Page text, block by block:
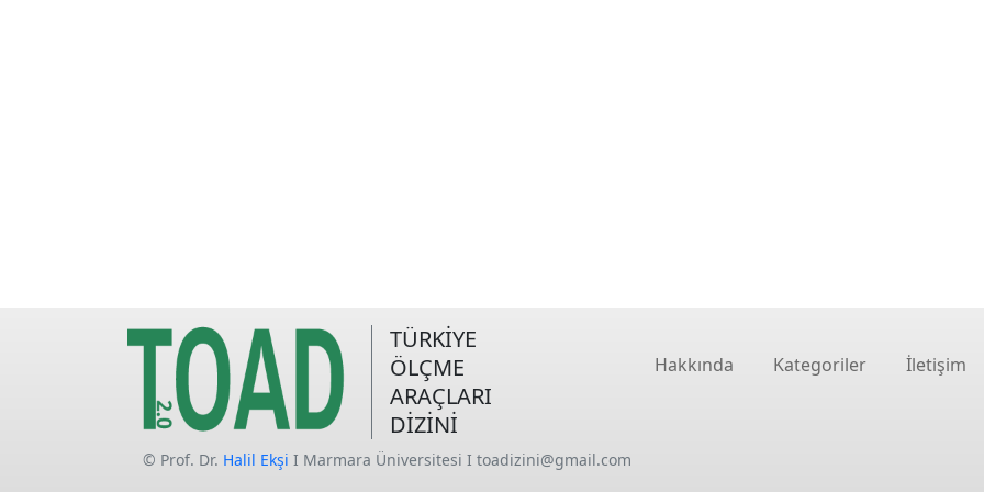
TÜRKİYE
ÖLÇME
ARAÇLARI
DİZİNİ
Hakkında Kategoriler İletişim
© Prof. Dr. Halil Ekşi I Marmara Üniversitesi I toadizini@gmail.com